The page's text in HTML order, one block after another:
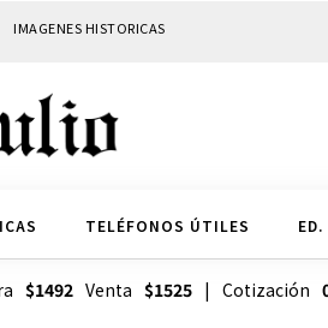
IMAGENES HISTORICAS
TELÉFONOS ÚTILES
$1492Venta $1525| Cotización